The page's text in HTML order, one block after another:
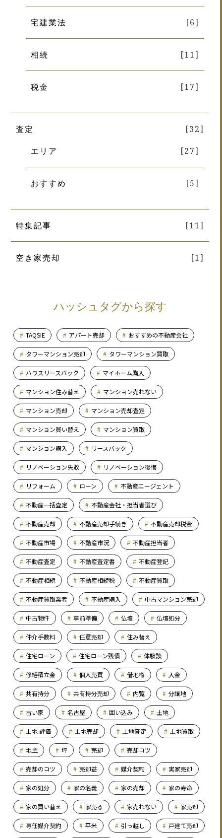
宅建業法 [6]
相続 [11]
税金 [17]
査定
[32]
エリア
[27]
おすすめ [5]
特集記事 [11]
空き家売却 [1]
ハッシュタグから探す
TAQSIE アパート売却 おすすめの不動産会社
タワーマンション売却 タワーマンション買取
ハウスリースバック マイホーム購入
マンション住み替え マンション売れない
マンション売却 マンション売却査定
マンション買い替え マンション買取
マンション購入 リースバック
リノベーション失敗 リノベーション後悔
リフォーム ローン 不動産エージェント
不動産一括査定 不動産会社・担当者選び
不動産売却 不動産売却手続き 不動産売却税金
不動産市場 不動産市況 不動産担当者
不動産査定 不動産査定書 不動産登記
不動産相続 不動産相続税 不動産買取
不動産買取業者 不動産購入 中古マンション売却
中古物件 事前準備 仏壇 仏壇処分
仲介手数料 任意売却 住み替え
住宅ローン 住宅ローン残債 体験談
修繕積立金 個人売買 借地権 入金
共有持分 共有持分売却 内覧 分譲地
古い家 名古屋 囲い込み 土地
土地 評価 土地売却 土地査定 土地買取
地主 坪 売却 売却コツ
売却のコツ 売却益 媒介契約 実家売却
家の処分 家の名義 家の売却 家の寿命
家の買い替え 家売る 家売れない 家売却
専任媒介契約 平米 引っ越し 戸建て売却